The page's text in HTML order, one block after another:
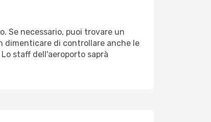
Se necessario, puoi trovare un
dimenticare di controllare anche le
staff dell'aeroporto saprà